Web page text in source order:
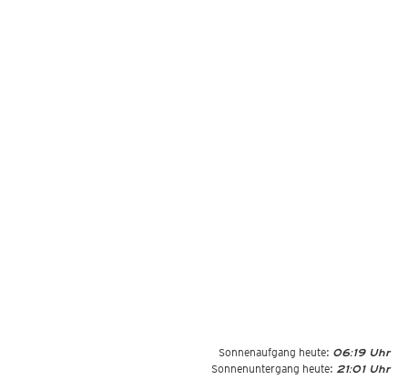
Sonnenaufgang heute: 06:19 Uhr
Sonnenuntergang heute: 21:01 Uhr